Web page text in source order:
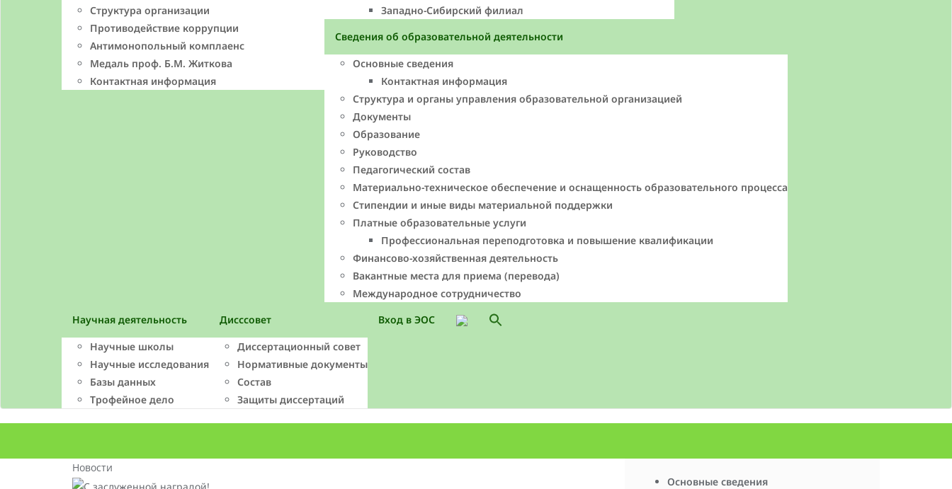
Структура организации
Противодействие коррупции
Антимонопольный комплаенс
Медаль проф. Б.М. Житкова
Контактная информация
Западно-Cибирский филиал
Сведения об образовательной деятельности
Основные сведения
Контактная информация
Структура и органы управления образовательной организацией
Документы
Образование
Руководство
Педагогический состав
Материально-техническое обеспечение и оснащенность образовательного процесса
Стипендии и иные виды материальной поддержки
Платные образовательные услуги
Профессиональная переподготовка и повышение квалификации
Финансово-хозяйственная деятельность
Вакантные места для приема (перевода)
Международное сотрудничество
Научная деятельность
Научные школы
Научные исследования
Базы данных
Трофейное дело
Дисссовет
Диссертационный совет
Нормативные документы
Состав
Защиты диссертаций
Вход в ЭОС
Новости
Основные сведения